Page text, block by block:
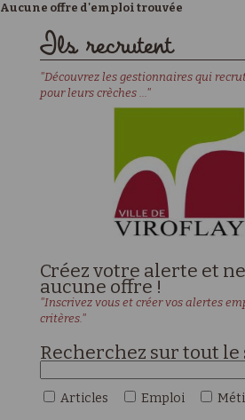
Aucune offre d'emploi trouvée
Ils recrutent
"Découvrez les gestionnaires qui
pour leurs crèches ..."
Créez votre alerte et
aucune offre !
"Inscrivez vous et créer vos alertes
critères."
Recherchez sur tout le
Articles Emploi